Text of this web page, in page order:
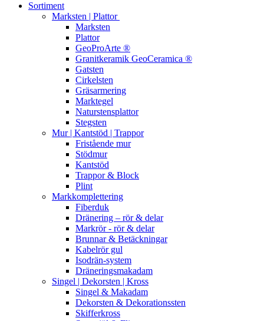
Sortiment
Marksten | Plattor
Marksten
Plattor
GeoProArte ®
Granitkeramik GeoCeramica ®
Gatsten
Cirkelsten
Gräsarmering
Marktegel
Naturstensplattor
Stegsten
Mur | Kantstöd | Trappor
Fristående mur
Stödmur
Kantstöd
Trappor & Block
Plint
Markkomplettering
Fiberduk
Dränering – rör & delar
Markrör - rör & delar
Brunnar & Betäckningar
Kabelrör gul
Isodrän-system
Dräneringsmakadam
Singel | Dekorsten | Kross
Singel & Makadam
Dekorsten & Dekorationssten
Skifferkross